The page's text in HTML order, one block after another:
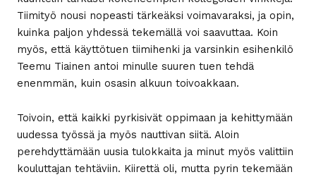
Tiimityö nousi nopeasti tärkeäksi voimavaraksi, ja opin,
kuinka paljon yhdessä tekemällä voi saavuttaa. Koin
myös, että käyttötuen tiimihenki ja varsinkin esihenkilö
Teemu Tiainen antoi minulle suuren tuen tehdä
enenmmän, kuin osasin alkuun toivoakkaan.
Toivoin, että kaikki pyrkisivät oppimaan ja kehittymään
uudessa työssä ja myös nauttivan siitä. Aloin
perehdyttämään uusia tulokkaita ja minut myös valittiin
kouluttajan tehtäviin. Kiirettä oli, mutta pyrin tekemään